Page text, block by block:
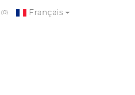
(0) Français